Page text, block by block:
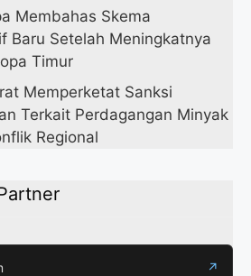
Membahas Skema
Baru Setelah Meningkatnya
Timur
Memperketat Sanksi
Terkait Perdagangan Minyak
Regional
↗